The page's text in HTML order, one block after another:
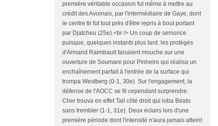
première véritable occasion fut même à mettre au
crédit des Avoinais, par l'intermédiaire de Gaye, dont
le centre tir fut tout près d'être repris à bout portant
par Djatcheu (25e).<br /> Un coup de semonce
puisque, quelques instants plus tard, les protégés
d'Armand Raimbault faisaient mouche sur une
ouverture de Soumare pour Pinheiro qui réalisa un
enchaînement parfait à l'entrée de la surface qui
trompa Westberg (0-1, 30e). Sur l'engagement, la
défense de l'AOCC se fit cependant surprendre.
Cher trouva en effet Tall côté droit qui loba Beato
sans trembler (1-1, 31e). Deux éclairs lors d'une
première période dont l'intensité n'aura jamais atteint